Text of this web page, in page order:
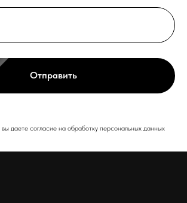
Отправить
даете согласие на обработку персональных данных